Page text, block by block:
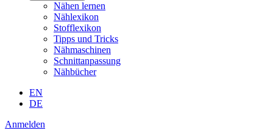
Nähen lernen
Nählexikon
Stofflexikon
Tipps und Tricks
Nähmaschinen
Schnittanpassung
Nähbücher
EN
DE
Anmelden